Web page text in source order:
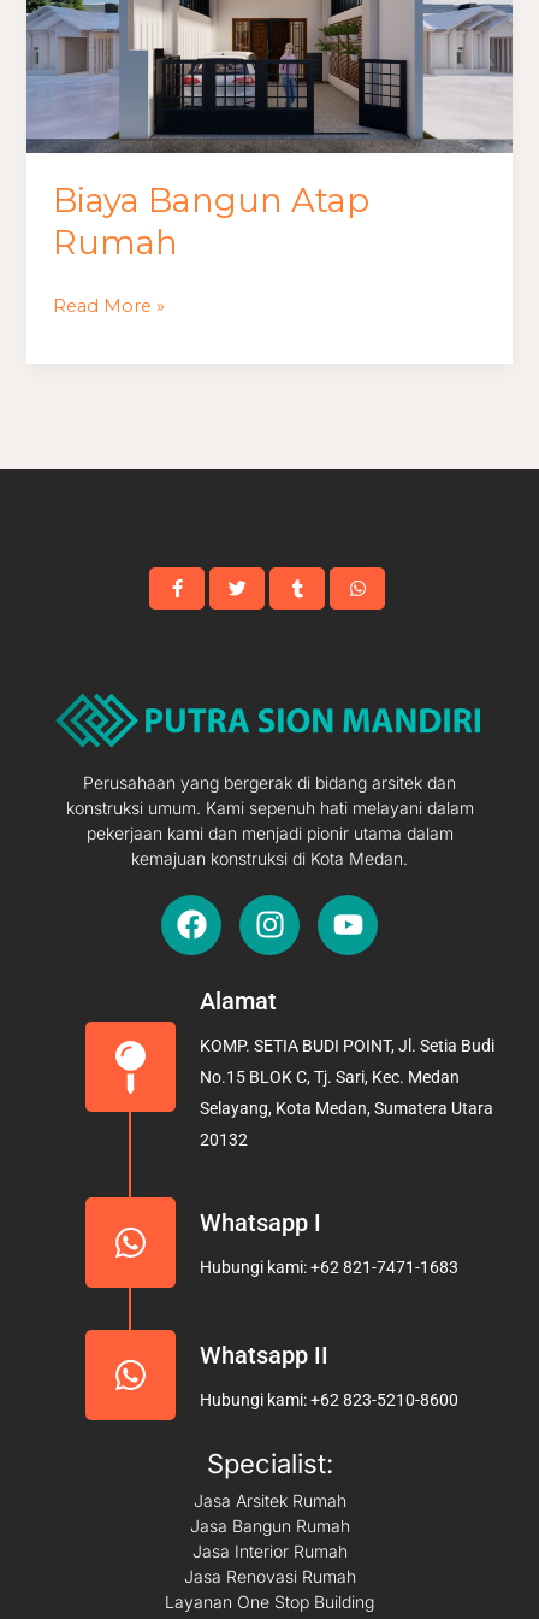
Biaya Bangun Atap
Rumah
Read More »
Perusahaan yang bergerak di bidang arsitek dan
konstruksi umum. Kami sepenuh hati melayani dalam
pekerjaan kami dan menjadi pionir utama dalam
kemajuan konstruksi di Kota Medan.
F
a
e
o
o
k
I
n
t
g
r
a
Y
o
b
e
Alamat
KOMP. SETIA BUDI POINT, Jl. Setia Budi
No.15 BLOK C, Tj. Sari, Kec. Medan
Selayang, Kota Medan, Sumatera Utara
20132
Whatsapp I
Hubungi kami: +62 821-7471-1683
Whatsapp II
Hubungi kami: +62 823-5210-8600
Specialist:
Jasa Arsitek Rumah
Jasa Bangun Rumah
Jasa Interior Rumah
Jasa Renovasi Rumah
Layanan One Stop Building